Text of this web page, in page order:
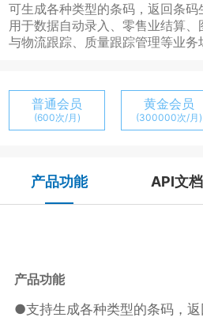
可生成各种类型的条码，返回条
用于数据自动录入、零售业结算
与物流跟踪、质量跟踪管理等业务
普通会员
(600次/月)
黄金会员
(300000次/月)
产品功能 API文档
产品功能
●支持生成各种类型的条码，